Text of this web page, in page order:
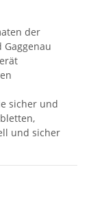
der
Gaggenau
sicher und
und sicher